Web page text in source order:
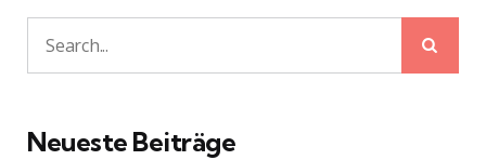
Search
for:
Neueste Beiträge